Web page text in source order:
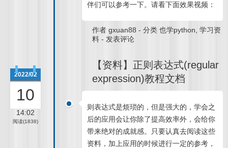
伴们可以参考一下。请看下面效果视频：
作者gxuan88 -分类也学python ,学习资
料 - 发表评论
【资料】正则表达式(regular
expression)教程文档
2022/02
10
14:02
阅读(1838)
则表达式是烦琐的，但是强大的，学会之
后的应用会让你除了提高效率外，会给你
带来绝对的成就感。只要认真去阅读这些
资料，加上应用的时候进行一定的参考，